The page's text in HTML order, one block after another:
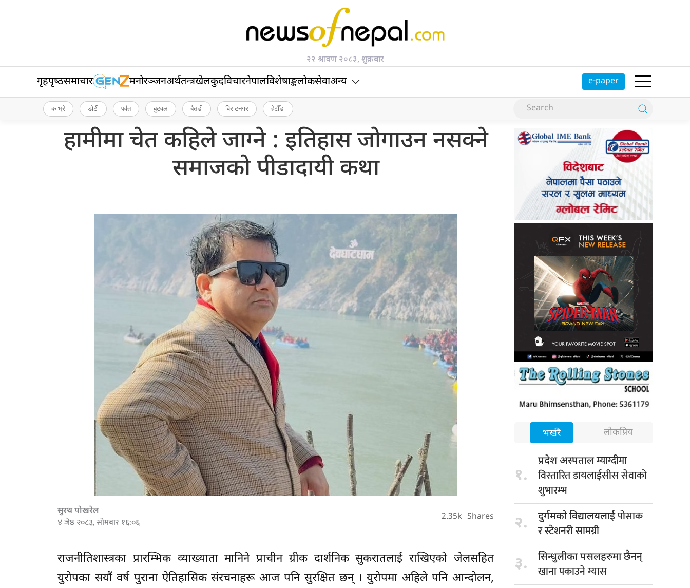
२२ श्रावण २०८३, शुक्रबार
गृहपृष्‍ठसमाचार मनोरञ्जनअर्थतन्त्रखेलकुदविचारनेपालविशेषाङ्कलोकसेवाअन्य e-paper
काभ्रे डोटी पर्वत बुटवल बैतडी विराटनगर हेटौँडा
हामीमा चेत कहिले जाग्ने : इतिहास जोगाउन नसक्ने
समाजको पीडादायी कथा
सुरथ पोखरेल
४ जेष्ठ २०८३, सोमबार १६:०६ 2.35k Shares
राजनीतिशास्त्रका प्रारम्भिक व्याख्याता मानिने प्राचीन ग्रीक दार्शनिक सुकरातलाई राखिएको जेलसहित
युरोपका सयौं वर्ष पुराना ऐतिहासिक संरचनाहरू आज पनि सुरक्षित छन् । युरोपमा अहिले पनि आन्दोलन,
भर्खरै लोकप्रिय
१.
प्रदेश अस्पतालम्याग्दीमा
विस्तारित डायलाईसीस सेवाको
शुभारम्भ
२. दुर्गमको विद्यालयलाईपोसाक
र स्टेशनरी सामग्री
३. सिन्धुलीका पसलहरुमाछैनन्
खाना पकाउने ग्यास